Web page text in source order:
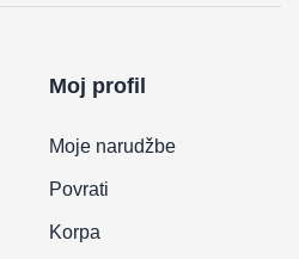
Moj profil
Moje narudžbe
Povrati
Korpa